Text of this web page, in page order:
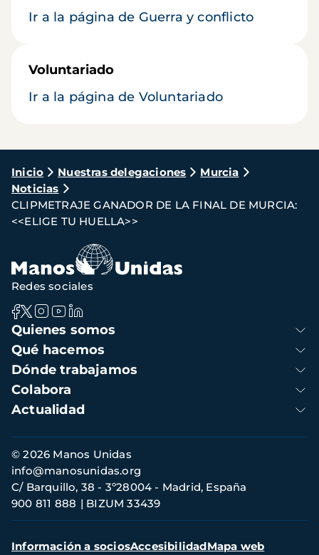
Ir a la página de Guerra y conflicto
Voluntariado
Ir a la página de Voluntariado
Ruta
de
navegación
Inicio Nuestras delegaciones
Murcia
Noticias
CLIPMETRAJE GANADOR DE LA FINAL DE MURCIA:
<<ELIGE TU HUELLA>>
Navegación
principal
Quienes somos
Qué hacemos
Dónde trabajamos
Colabora
Actualidad
Redes sociales
Información
de
contacto
© 2026 Manos Unidas
C/ Barquillo, 38 - 3º28004 - Madrid, España
900 811 888
BIZUM 33439
info@manosunidas.org
Menú
Información a sociosAccesibilidadMapa web